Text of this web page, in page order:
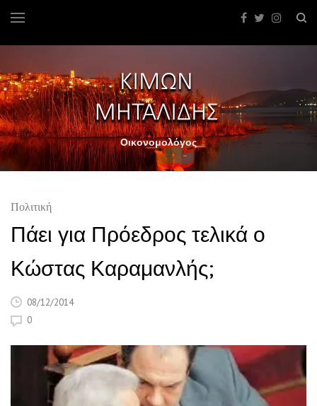
Οικονομολόγος
Πολιτική
Πάει για Πρόεδρος τελικά ο
Κώστας Καραμανλής;
08/12/2014
0